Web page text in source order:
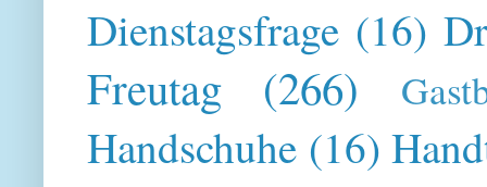
Dienstagsfrage (16)
Freutag (266)
Handschuhe (16)